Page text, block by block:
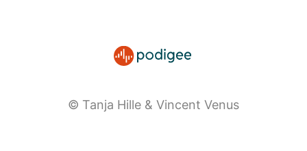
© Tanja Hille & Vincent Venus